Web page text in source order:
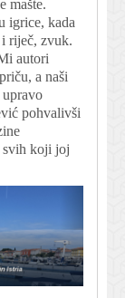
mašte.
igrice, kada
i riječ, zvuk.
autori
a naši
pohvalivši
svih koji joj